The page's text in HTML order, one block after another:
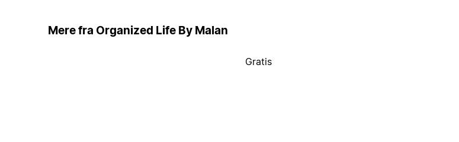
Mere fra Organized Life By Malan
Gratis